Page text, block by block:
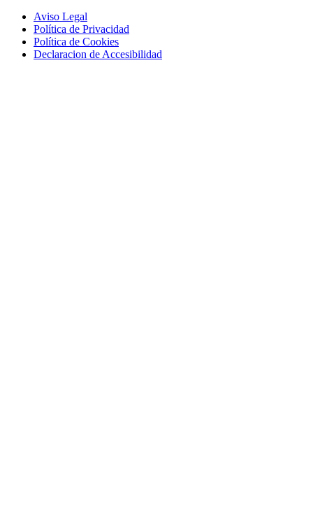
Aviso Legal
Política de Privacidad
Política de Cookies
Declaracion de Accesibilidad